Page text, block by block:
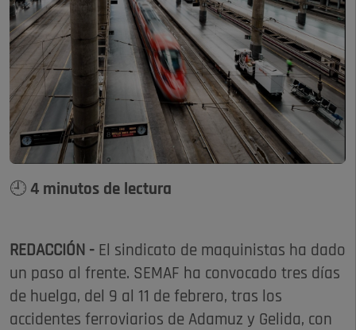
🕘 4 minutos de lectura
REDACCIÓN - El sindicato de maquinistas ha dado
un paso al frente. SEMAF ha convocado tres días
de huelga, del 9 al 11 de febrero, tras los
accidentes ferroviarios de Adamuz y Gelida, con